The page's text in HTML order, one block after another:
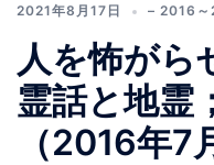
2021年8月17日 – 2016
人を怖がら
霊話と地霊
（2016年7